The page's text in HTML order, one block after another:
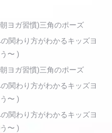
ヨガ習慣)三角のポーズ
関わり方がわかるキッズヨ
〜 )
ヨガ習慣)三角のポーズ
関わり方がわかるキッズヨ
〜 )
関わり方がわかるキッズヨ
〜 )